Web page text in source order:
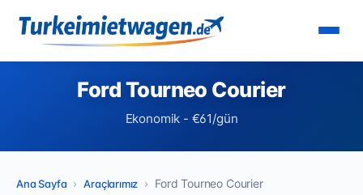
Ford Tourneo Courier
Ekonomik - €61/gün
Ana Sayfa Araçlarımız Ford Tourneo Courier